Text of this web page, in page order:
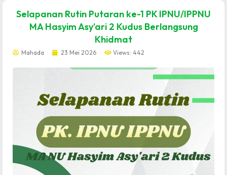
Selapanan Rutin Putaran ke-1 PK IPNU/IPPNU
MA Hasyim Asy’ari 2 Kudus Berlangsung
Khidmat
Mahada 23 Mei 2026 Views: 442